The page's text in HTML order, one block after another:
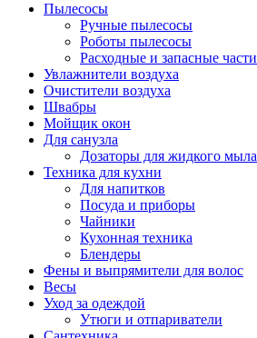
Пылесосы
Ручные пылесосы
Роботы пылесосы
Расходные и запасные части
Увлажнители воздуха
Очистители воздуха
Швабры
Мойщик окон
Для санузла
Дозаторы для жидкого мыла
Техника для кухни
Для напитков
Посуда и приборы
Чайники
Кухонная техника
Блендеры
Фены и выпрямители для волос
Весы
Уход за одеждой
Утюги и отпариватели